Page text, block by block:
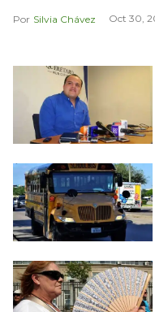
Silvia Chávez Oct 30,